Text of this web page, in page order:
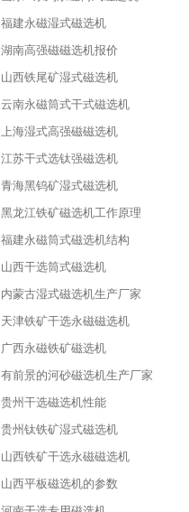
福建永磁湿式磁选机
湖南高强磁磁选机报价
山西铁尾矿湿式磁选机
云南永磁筒式干式磁选机
上海湿式高强磁磁选机
江苏干式选钛强磁选机
青海黑钨矿湿式磁选机
黑龙江铁矿磁选机工作原理
福建永磁筒式磁选机结构
山西干选筒式磁选机
内蒙古湿式磁选机生产厂家
天津铁矿干选永磁磁选机
广西永磁铁矿磁选机
有前景的河砂磁选机生产厂家
贵州干选磁选机性能
贵州钛铁矿湿式磁选机
山西铁矿干选永磁磁选机
山西平板磁选机的参数